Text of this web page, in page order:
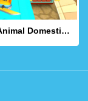
Coureur Animal Domestique